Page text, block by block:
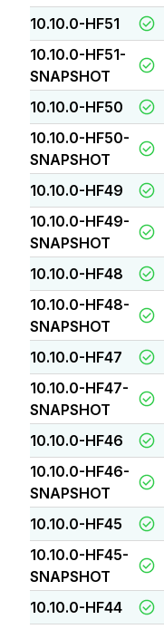
10.10.0-HF51
10.10.0-HF51-
SNAPSHOT
10.10.0-HF50
10.10.0-HF50-
SNAPSHOT
10.10.0-HF49
10.10.0-HF49-
SNAPSHOT
10.10.0-HF48
10.10.0-HF48-
SNAPSHOT
10.10.0-HF47
10.10.0-HF47-
SNAPSHOT
10.10.0-HF46
10.10.0-HF46-
SNAPSHOT
10.10.0-HF45
10.10.0-HF45-
SNAPSHOT
10.10.0-HF44